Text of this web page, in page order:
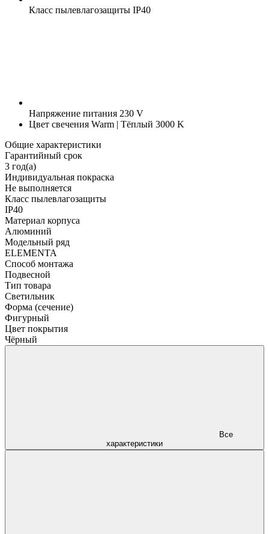
Класс пылевлагозащиты IP40
Напряжение питания 230 V
Цвет свечения Warm | Тёплый 3000 K
Общие характеристики
Гарантийный срок
3 год(а)
Индивидуальная покраска
Не выполняется
Класс пылевлагозащиты
IP40
Материал корпуса
Алюминий
Модельный ряд
ELEMENTA
Способ монтажа
Подвесной
Тип товара
Светильник
Форма (сечение)
Фигурный
Цвет покрытия
Чёрный
характеристики